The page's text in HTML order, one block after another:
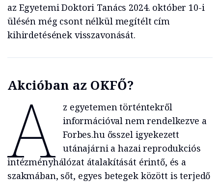
az Egyetemi Doktori Tanács 2024. október 10-i
ülésén még csont nélkül megítélt cím
kihirdetésének visszavonását.
Akcióban az OKFŐ?
A
z egyetemen történtekről
információval nem rendelkezve a
Forbes.hu ősszel igyekezett
utánajárni a hazai reprodukciós
intézményhálózat átalakítását érintő, és a
szakmában, sőt, egyes betegek között is terjedő